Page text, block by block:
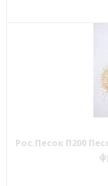
Рос.Песок П200